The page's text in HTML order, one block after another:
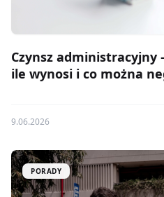
Czynsz administracyjny
ile wynosi i co można
9.06.2026
PORADY